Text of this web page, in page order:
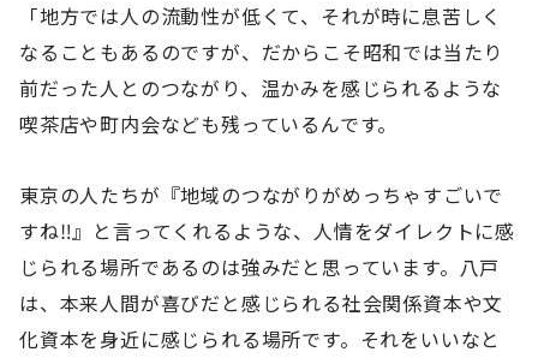
「地方では人の流動性が低くて、それが時に息苦しく
なることもあるのですが、だからこそ昭和では当たり
前だった人とのつながり、温かみを感じられるような
喫茶店や町内会なども残っているんです。
東京の人たちが『地域のつながりがめっちゃすごいで
すね‼』と言ってくれるような、人情をダイレクトに感
じられる場所であるのは強みだと思っています。八戸
は、本来人間が喜びだと感じられる社会関係資本や文
化資本を身近に感じられる場所です。それをいいなと